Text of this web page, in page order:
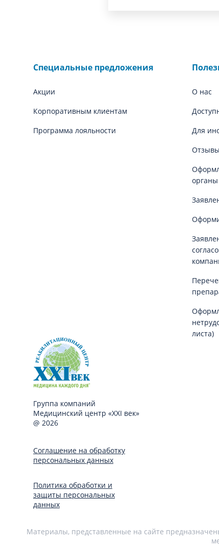
Специальные предложения
Акции
Корпоративным клиентам
Программа лояльности
Группа компаний
Медицинский центр «XXI век»
@ 2026
О нас
Для
Отзывы
органы
листа)
Соглашение на обработку
персональных данных
Политика обработки и
защиты персональных
данных
Материалы, представленные на сайте